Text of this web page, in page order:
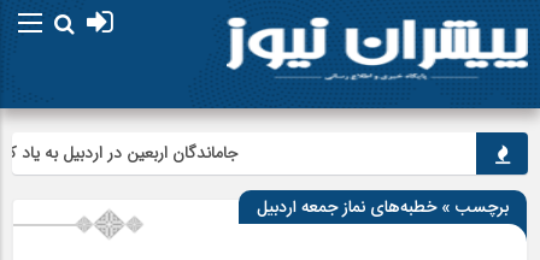
جاماندگان اربعین در اردبیل به یاد
برچسب » خطبه‌های نماز جمعه اردبیل